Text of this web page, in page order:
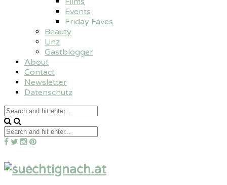
Events
Friday Faves
Beauty
Linz
Gastblogger
About
Contact
Newsletter
Datenschutz